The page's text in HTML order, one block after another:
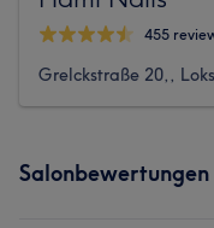
455
Grelckstraße 20,,
Salonbewertungen